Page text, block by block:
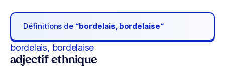
Définitions de “bordelais, bordelaise“
bordelais, bordelaise
adjectif ethnique